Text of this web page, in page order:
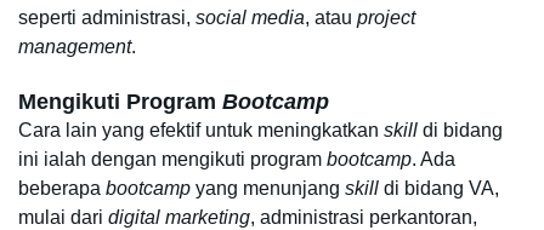
seperti administrasi, social media, atau project
management.
Mengikuti Program Bootcamp
Cara lain yang efektif untuk meningkatkan skill di bidang
ini ialah dengan mengikuti program bootcamp. Ada
beberapa bootcamp yang menunjang skill di bidang VA,
mulai dari digital marketing, administrasi perkantoran,